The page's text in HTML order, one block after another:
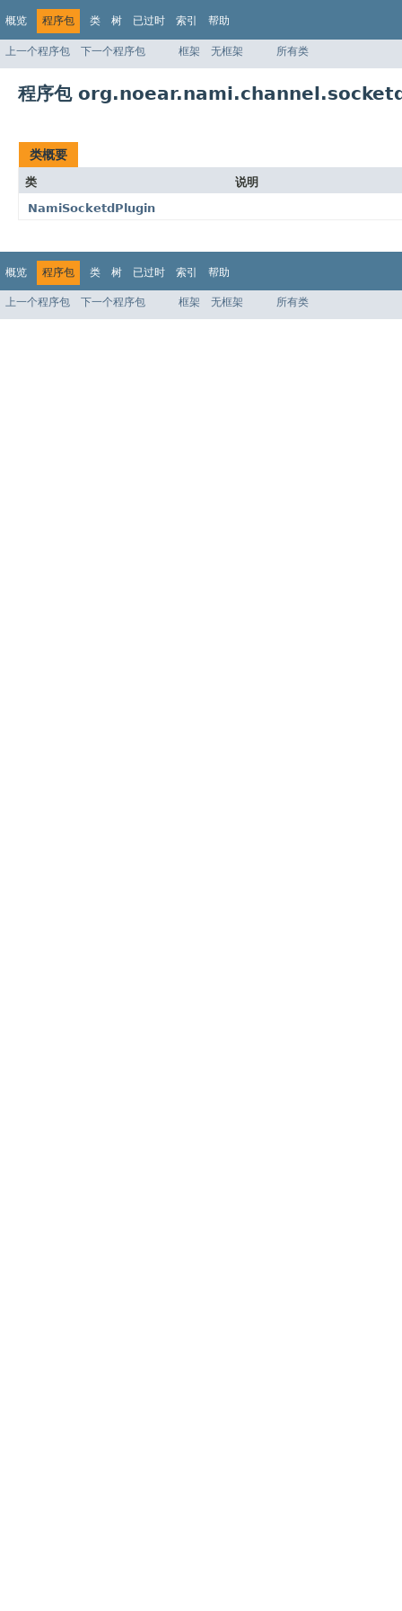
概览 程序包 类 树 已过时 索引 帮助
上一个程序包 下一个程序包 框架 无框架 所有类
程序包
类概要
类
说明
NamiSocketdPlugin
概览 程序包 类 树 已过时 索引 帮助
上一个程序包 下一个程序包 框架 无框架 所有类